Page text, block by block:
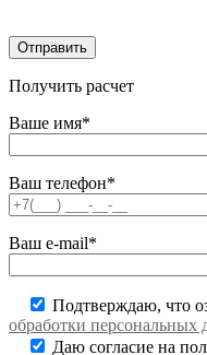
Получить расчет
Ваше имя*
Ваш телефон*
Ваш e-mail*
Подтверждаю, что
обработки персональных
Даю согласие на